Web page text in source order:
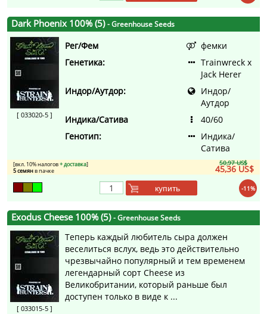
Dark Phoenix 100% (5)- Greenhouse Seeds
[ 033020-5 ]
Рег/Фем
фемки
Генетика:
Trainwreck x
Jack Herer
Индор/Аутдор:
Индор/
Аутдор
Индика/Сатива
40/60
Генотип:
Индика/
Сатива
50,97 US$
45,36 US$
[вкл. 10% налогов+ доставка]
5 семянв пачке
-11%
купить
Exodus Cheese 100% (5)- Greenhouse Seeds
[ 033015-5 ]
Теперь каждый любитель сыра должен
веселиться вслух, ведь это действительно
чрезвычайно популярный и тем временем
легендарный сорт Cheese из
Великобритании, который раньше был
доступен только в виде к ...